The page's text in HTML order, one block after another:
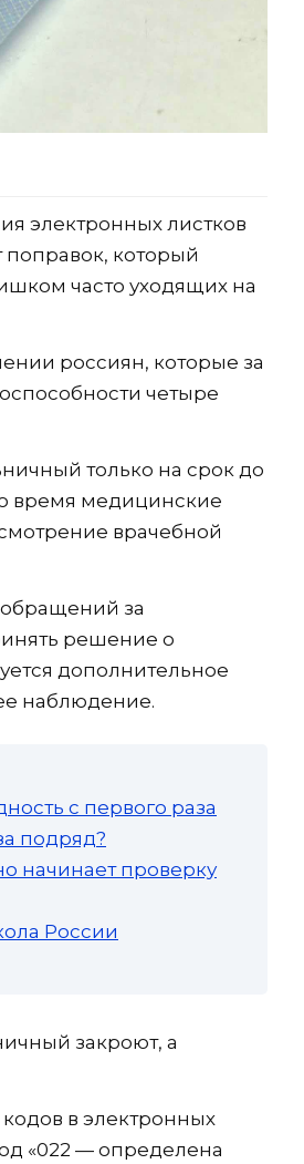
электронных листков
поправок, который
часто уходящих на
россиян, которые за
четыре
только на срок до
время медицинские
врачебной
за
решение о
дополнительное
наблюдение.
с первого раза
подряд?
начинает проверку
России
закроют, а
в электронных
«022 — определена